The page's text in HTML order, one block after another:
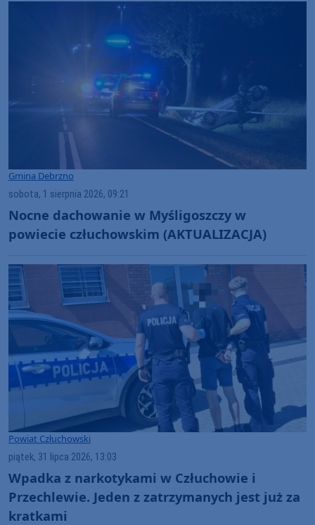
Gmina Debrzno
sobota, 1 sierpnia 2026, 09:21
Nocne dachowanie w Myśligoszczy w
powiecie człuchowskim (AKTUALIZACJA)
Powiat Człuchowski
piątek, 31 lipca 2026, 13:03
Wpadka z narkotykami w Człuchowie i
Przechlewie. Jeden z zatrzymanych jest już za
kratkami